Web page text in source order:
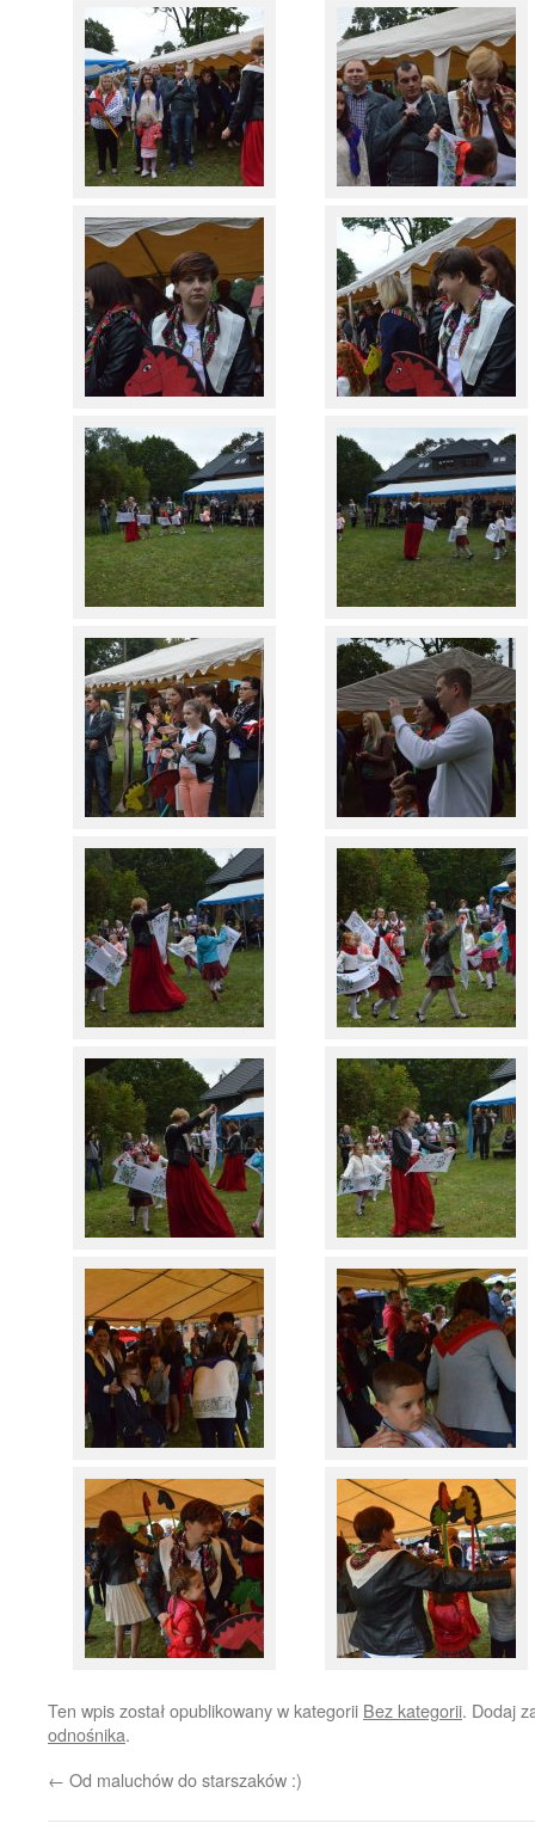
Ten wpis został opublikowany w kategorii Bez kategorii. Dodaj
odnośnika.
← Od maluchów do starszaków :)